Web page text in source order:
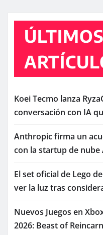
ÚLTIMOS
Koei Tecmo lanza
conversación con IA
Anthropic firma un
con la startup de nube
El set oficial de Lego
ver la luz tras
Nuevos Juegos en
2026: Beast of